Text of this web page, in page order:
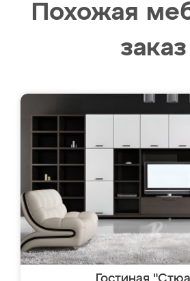
Похожая
заказ